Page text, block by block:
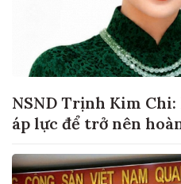
NSND Trịnh Kim
áp lực để trở nên